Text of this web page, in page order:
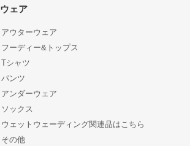
ウェア
アウターウェア
フーディー&トップス
Tシャツ
パンツ
アンダーウェア
ソックス
ウェットウェーディング関連品はこちら
その他